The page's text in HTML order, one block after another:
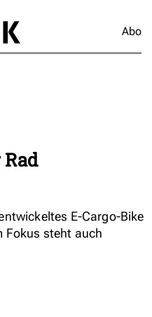
Abo
E-Cargo-Bike
Fokus steht auch